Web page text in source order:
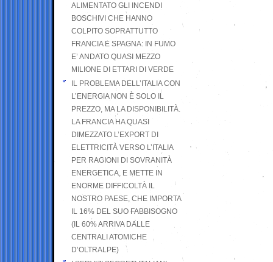
ALIMENTATO GLI INCENDI
BOSCHIVI CHE HANNO
COLPITO SOPRATTUTTO
FRANCIA E SPAGNA: IN FUMO
E’ ANDATO QUASI MEZZO
MILIONE DI ETTARI DI VERDE
IL PROBLEMA DELL’ITALIA CON
L’ENERGIA NON È SOLO IL
PREZZO, MA LA DISPONIBILITÀ.
LA FRANCIA HA QUASI
DIMEZZATO L’EXPORT DI
ELETTRICITÀ VERSO L’ITALIA
PER RAGIONI DI SOVRANITÀ
ENERGETICA, E METTE IN
ENORME DIFFICOLTÀ IL
NOSTRO PAESE, CHE IMPORTA
IL 16% DEL SUO FABBISOGNO
(IL 60% ARRIVA DALLE
CENTRALI ATOMICHE
D’OLTRALPE)